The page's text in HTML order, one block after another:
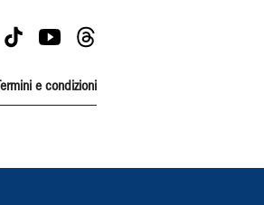
Termini e condizioni